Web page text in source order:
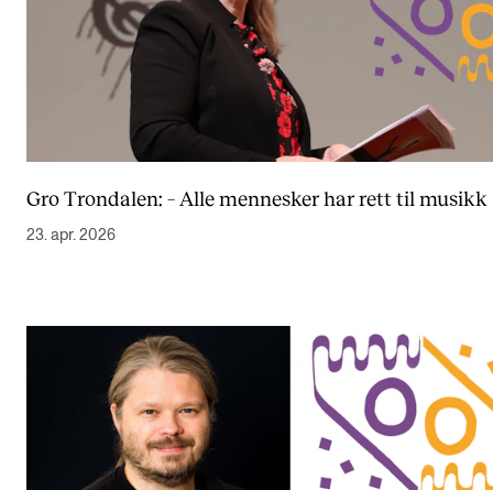
PRAKTISK
IT og digitale tjenester
Sibelius – Notation Software
Læringsressurser
Betalte spilleoppdrag
Utveksling og reiser
Gro Trondalen: – Alle mennesker har rett til musikk
23. apr. 2026